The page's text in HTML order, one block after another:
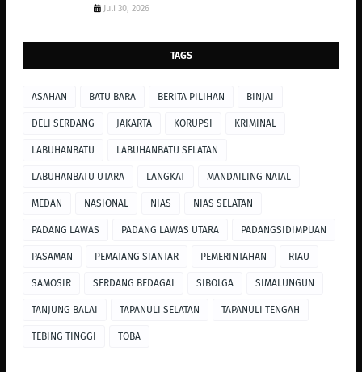
Juli 30, 2026
TAGS
ASAHAN BATU BARA BERITA PILIHAN BINJAI
DELI SERDANG JAKARTA KORUPSI KRIMINAL
LABUHANBATU LABUHANBATU SELATAN
LABUHANBATU UTARA LANGKAT MANDAILING NATAL
MEDAN NASIONAL NIAS NIAS SELATAN
PADANG LAWAS PADANG LAWAS UTARA PADANGSIDIMPUAN
PASAMAN PEMATANG SIANTAR PEMERINTAHAN RIAU
SAMOSIR SERDANG BEDAGAI SIBOLGA SIMALUNGUN
TANJUNG BALAI TAPANULI SELATAN TAPANULI TENGAH
TEBING TINGGI TOBA